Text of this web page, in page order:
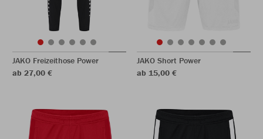
JAKO Freizeithose Power
ab 27,00 €
JAKO Short Power
ab 15,00 €